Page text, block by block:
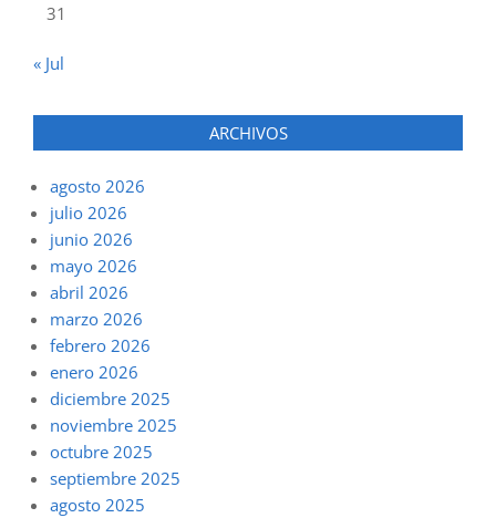
31
« Jul
ARCHIVOS
agosto 2026
julio 2026
junio 2026
mayo 2026
abril 2026
marzo 2026
febrero 2026
enero 2026
diciembre 2025
noviembre 2025
octubre 2025
septiembre 2025
agosto 2025